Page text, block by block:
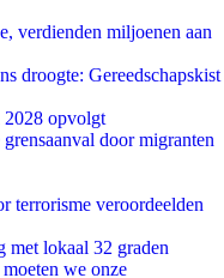
verdienden miljoenen aan
droogte: Gereedschapskist
2028 opvolgt
door migranten
terrorisme veroordeelden
met lokaal 32 graden
we onze